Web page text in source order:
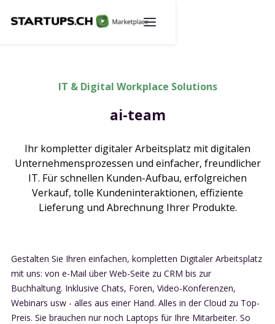
IT & Digital Workplace Solutions
ai-team
Ihr kompletter digitaler Arbeitsplatz mit digitalen
Unternehmensprozessen und einfacher, freundlicher
IT. Für schnellen Kunden-Aufbau, erfolgreichen
Verkauf, tolle Kundeninteraktionen, effiziente
Lieferung und Abrechnung Ihrer Produkte.
Gestalten Sie Ihren einfachen, kompletten Digitaler Arbeitsplatz
mit uns: von e-Mail über Web-Seite zu CRM bis zur
Buchhaltung. Inklusive Chats, Foren, Video-Konferenzen,
Webinars usw - alles aus einer Hand. Alles in der Cloud zu Top-
Preis. Sie brauchen nur noch Laptops für Ihre Mitarbeiter. So